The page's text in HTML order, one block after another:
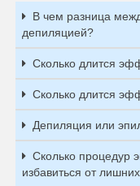
В чем разница
депиляцией?
Сколько длится
Сколько длится
Депиляция или
Сколько процедур
избавиться от